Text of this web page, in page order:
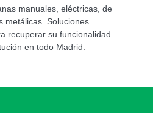
manuales, eléctricas, de
metálicas. Soluciones
recuperar su funcionalidad
en todo Madrid.